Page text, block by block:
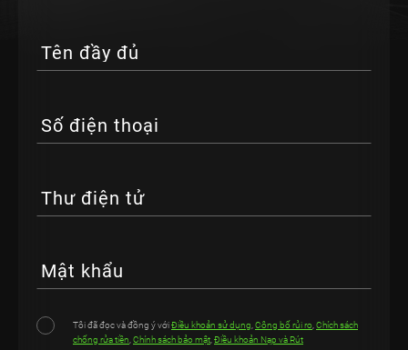
Tên đầy đủ
Số điện thoại
Thư điện tử
Mật khẩu
Tôi đã đọc và đồng ý vớiĐiều khoản sử dụng Công bố rủi ro Chích sách
chống rửa tiền Chính sách bảo mật Điều khoản Nạp và Rút